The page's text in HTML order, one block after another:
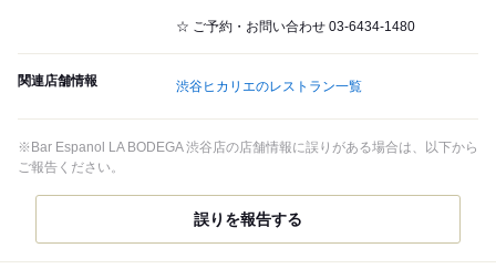
☆ ご予約・お問い合わせ 03-6434-1480
関連店舗情報 渋谷ヒカリエのレストラン一覧
※Bar Espanol LA BODEGA 渋谷店の店舗情報に誤りがある場合は、以下から
ご報告ください。
誤りを報告する